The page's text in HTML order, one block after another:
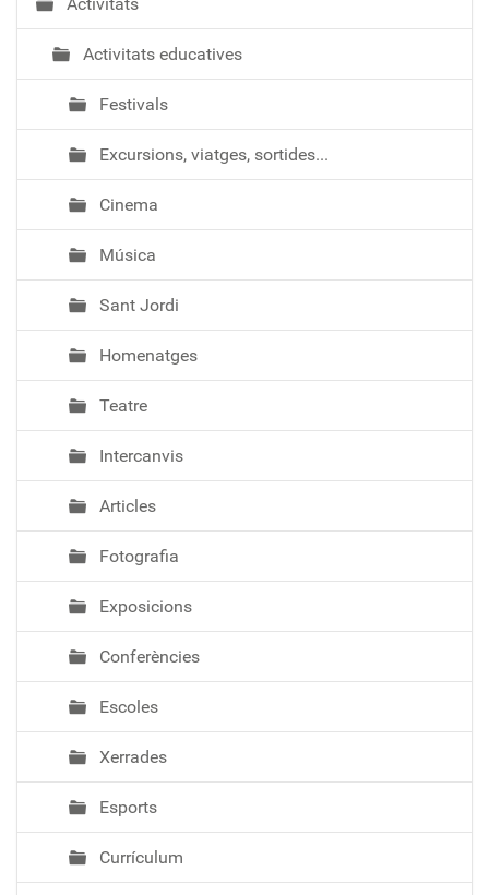
Activitats educatives
Festivals
Excursions, viatges, sortides...
Cinema
Música
Sant Jordi
Homenatges
Teatre
Intercanvis
Articles
Fotografia
Exposicions
Conferències
Escoles
Xerrades
Esports
Currículum